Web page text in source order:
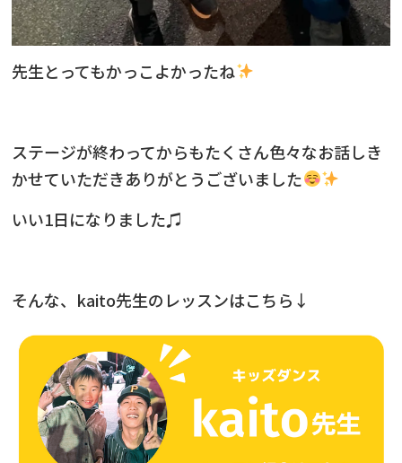
先生とってもかっこよかったね
ステージが終わってからもたくさん色々なお話しき
かせていただきありがとうございました
いい1日になりました♫
そんな、kaito先生のレッスンはこちら↓